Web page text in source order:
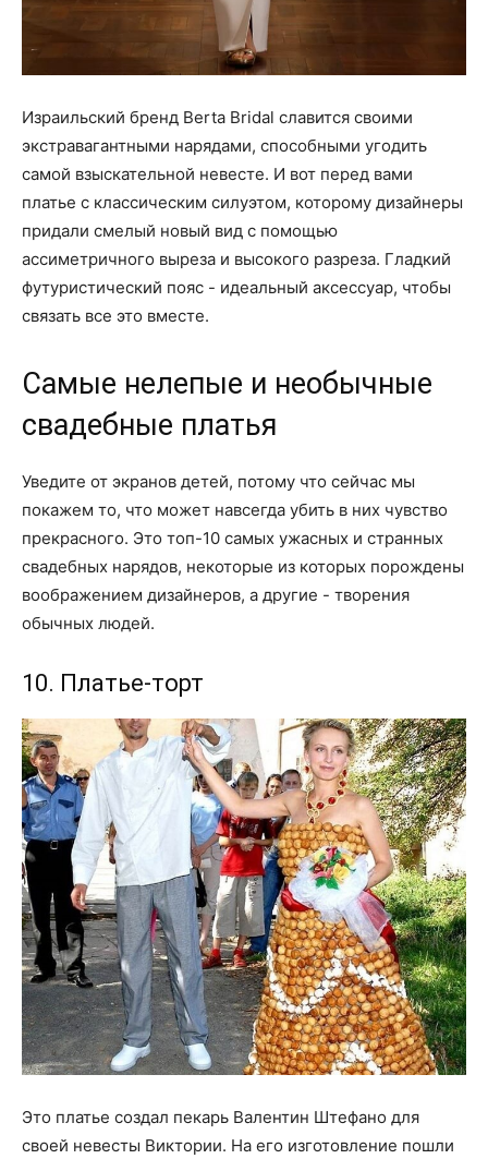
Израильский бренд Berta Bridal славится своими
экстравагантными нарядами, способными угодить
самой взыскательной невесте. И вот перед вами
платье с классическим силуэтом, которому дизайнеры
придали смелый новый вид с помощью
ассиметричного выреза и высокого разреза. Гладкий
футуристический пояс - идеальный аксессуар, чтобы
связать все это вместе.
Самые нелепые и необычные
свадебные платья
Уведите от экранов детей, потому что сейчас мы
покажем то, что может навсегда убить в них чувство
прекрасного. Это топ-10 самых ужасных и странных
свадебных нарядов, некоторые из которых порождены
воображением дизайнеров, а другие - творения
обычных людей.
10. Платье-торт
Это платье создал пекарь Валентин Штефано для
своей невесты Виктории. На его изготовление пошли